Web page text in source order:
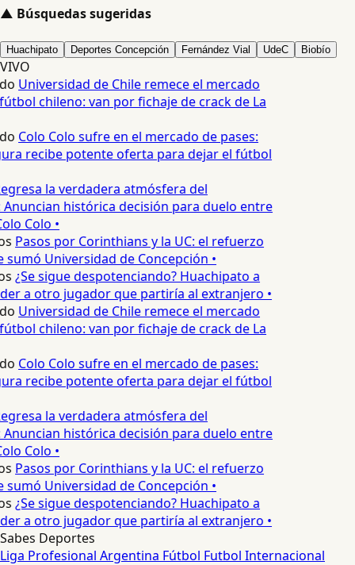
▲ Búsquedas sugeridas
Huachipato Deportes Concepción Fernández Vial UdeC Biobío
VIVO
Universidad de Chile remece el mercado
chileno: van por fichaje de crack de La
Colo Colo sufre en el mercado de pases:
recibe potente oferta para dejar el fútbol
la verdadera atmósfera del
histórica decisión para duelo entre
Colo •
Pasos por Corinthians y la UC: el refuerzo
Universidad de Concepción •
¿Se sigue despotenciando? Huachipato a
a otro jugador que partiría al extranjero •
Universidad de Chile remece el mercado
chileno: van por fichaje de crack de La
Colo Colo sufre en el mercado de pases:
recibe potente oferta para dejar el fútbol
la verdadera atmósfera del
histórica decisión para duelo entre
Colo •
Pasos por Corinthians y la UC: el refuerzo
Universidad de Concepción •
¿Se sigue despotenciando? Huachipato a
a otro jugador que partiría al extranjero •
Sabes Deportes
Liga Profesional Argentina Fútbol Futbol Internacional